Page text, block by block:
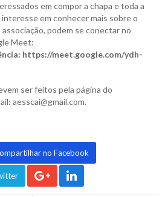
em compor a chapa e toda a
em conhecer mais sobre o
podem se conectar no
Meet:
https://meet.google.com/ydh-
ser feitos pela página do
aesscai@gmail.com.
no Facebook